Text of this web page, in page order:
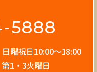
5888
日曜祝日10:00〜18:00
1・3火曜日